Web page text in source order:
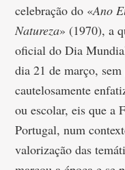
celebração do «Ano
Natureza» (1970), a
oficial do Dia
dia 21 de março,
cautelosamente
ou escolar, eis que a
Portugal, num
valorização das